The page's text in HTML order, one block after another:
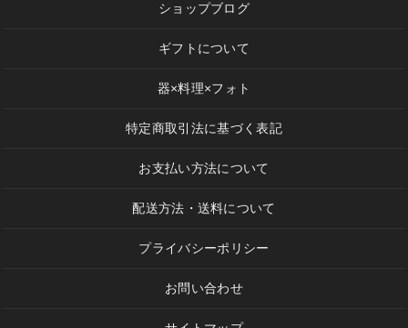
ショップブログ
ギフトについて
器×料理×フォト
特定商取引法に基づく表記
お支払い方法について
配送方法・送料について
プライバシーポリシー
お問い合わせ